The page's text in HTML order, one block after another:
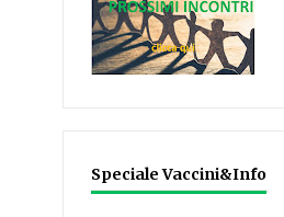
Speciale Vaccini&Info